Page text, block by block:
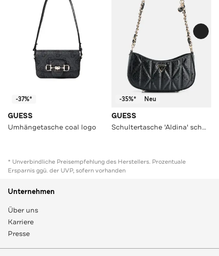
-37%*
GUESS
Umhängetasche coal logo
-35%* Neu
GUESS
Schultertasche 'Aldina' schwarz
* Unverbindliche Preisempfehlung des Herstellers. Prozentuale
Ersparnis ggü. der UVP, sofern vorhanden
Unternehmen
Über uns
Karriere
Presse